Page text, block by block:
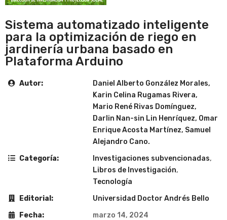
Sistema automatizado inteligente
para la optimización de riego en
jardinería urbana basado en
Plataforma Arduino
Autor:
Daniel Alberto González Morales,
Karin Celina Rugamas Rivera,
Mario René Rivas Domínguez,
Darlin Nan-sin Lin Henríquez, Omar
Enrique Acosta Martínez, Samuel
Alejandro Cano.
Categoría:
Investigaciones subvencionadas,
Libros de Investigación,
Tecnología
Editorial:
Universidad Doctor Andrés Bello
Fecha:
marzo 14, 2024